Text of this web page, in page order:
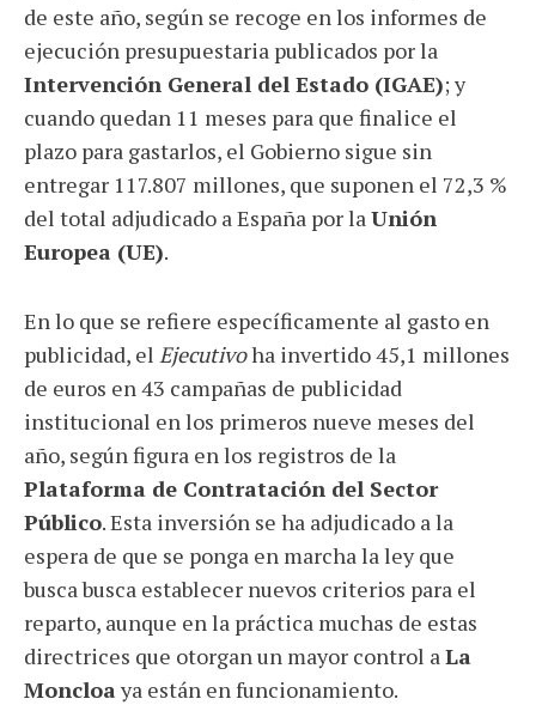
de este año, según se recoge en los informes de
ejecución presupuestaria publicados por la
Intervención General del Estado (IGAE); y
cuando quedan 11 meses para que finalice el
plazo para gastarlos, el Gobierno sigue sin
entregar 117.807 millones, que suponen el 72,3 %
del total adjudicado a España por la Unión
Europea (UE).
En lo que se refiere específicamente al gasto en
publicidad, el Ejecutivoha invertido 45,1 millones
de euros en 43 campañas de publicidad
institucional en los primeros nueve meses del
año, según figura en los registros de la
Plataforma de Contratación del Sector
Público. Esta inversión se ha adjudicado a la
espera de que se ponga en marcha la ley que
busca busca establecer nuevos criterios para el
reparto, aunque en la práctica muchas de estas
directrices que otorgan un mayor control a La
Moncloa ya están en funcionamiento.